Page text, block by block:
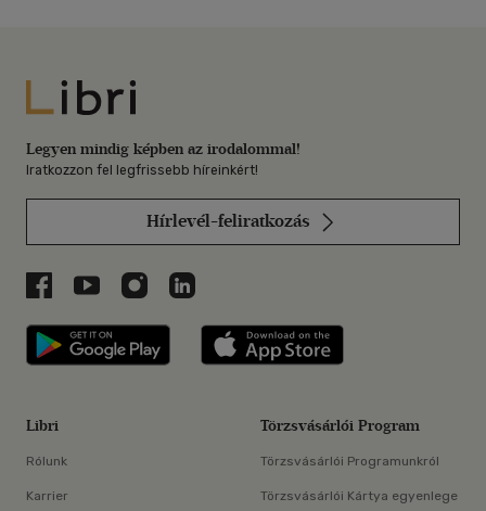
Libri
Legyen mindig képben az irodalommal!
Iratkozzon fel legfrissebb híreinkért!
Hírlevél-feliratkozás
Libri a Facebookon
Libri a Youtube-on
Libri az Instagramon
Libri a LinkedInen
Libri applikáció Szerezd meg: Google
Libri
Rólunk
Karrier
Törzsvásárlói Program
Törzsvásárlói Programunkról
Törzsvásárlói Kártya egyenlege